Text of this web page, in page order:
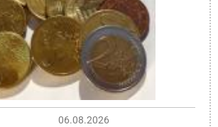
06.08.2026